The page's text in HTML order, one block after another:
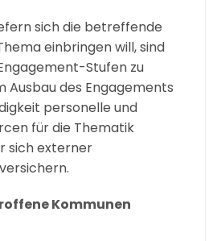
sich die betreffende
einbringen will, sind
Stufen zu
Ausbau des Engagements
personelle und
für die Thematik
sich externer
Kommunen